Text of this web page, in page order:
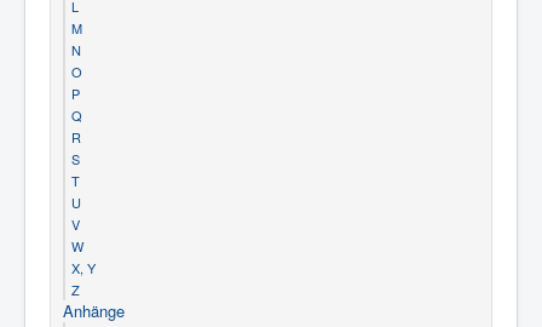
L
M
N
O
P
Q
R
S
T
U
V
W
X, Y
Z
Anhänge